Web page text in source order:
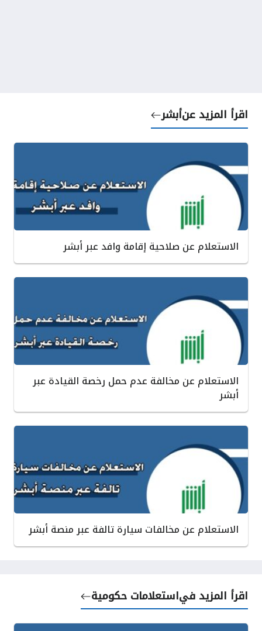
اقرأ المزيد عنأبشر
الاستعلام عن صلاحية إقامة وافد عبر أبشر
الاستعلام عن مخالفة عدم حمل رخصة القيادة عبر
أبشر‎ ‎
الاستعلام عن مخالفات سيارة تالفة عبر منصة أبشر
اقرأ المزيد فياستعلامات حكومية